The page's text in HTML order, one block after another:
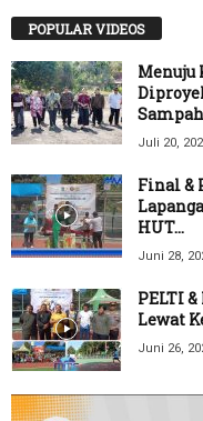
POPULAR VIDEOS
Menuju
Juli 20,
Final &
HUT...
Juni 28,
PELTI
Lewat
Juni 26,